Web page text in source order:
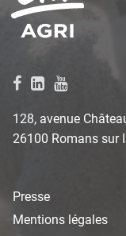
128, avenue
26100 Romans sur
Presse
Mentions légales